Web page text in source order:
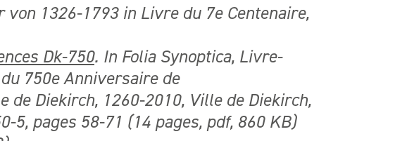
von 1326-1793 in Livre du 7e Centenaire,
Dk-750. In Folia Synoptica, Livre-
750e Anniversaire de
de Diekirch, 1260-2010, Ville de Diekirch,
5, pages 58-71 (14 pages, pdf, 860 KB)